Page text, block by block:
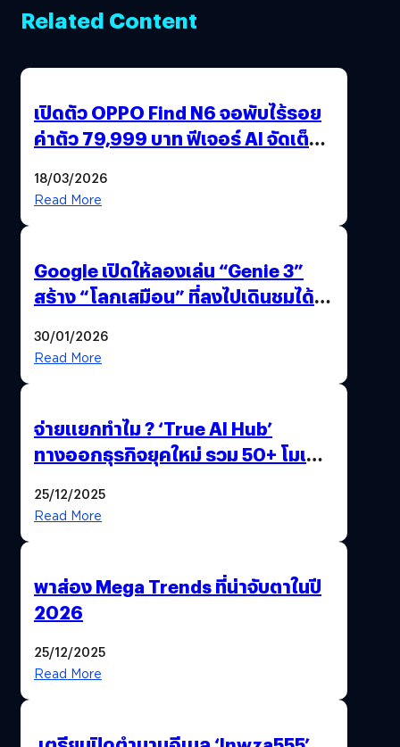
Related Content
เปิดตัว OPPO Find N6 จอพับไร้รอย
ค่าตัว 79,999 บาท ฟีเจอร์ AI จัดเต็ม
18/03/2026
Read More
Google เปิดให้ลองเล่น “Genie 3”
สร้าง “โลกเสมือน” ที่ลงไปเดินชมได้
30/01/2026
Read More
จ่ายแยกทำไม ? ‘True AI Hub’
ทางออกธุรกิจยุคใหม่ รวม 50+ โมเดล
25/12/2025
Read More
พาส่อง Mega Trends ที่น่าจับตาในปี
2026
25/12/2025
Read More